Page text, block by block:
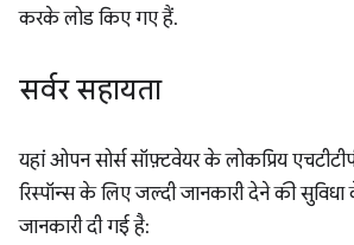
करके लोड किए गए हैं.
सर्वर सहायता
यहां ओपन सोर्स सॉफ़्टवेयर के लोकप्रिय
रिस्पॉन्स के लिए जल्दी जानकारी देने की
जानकारी दी गई है: